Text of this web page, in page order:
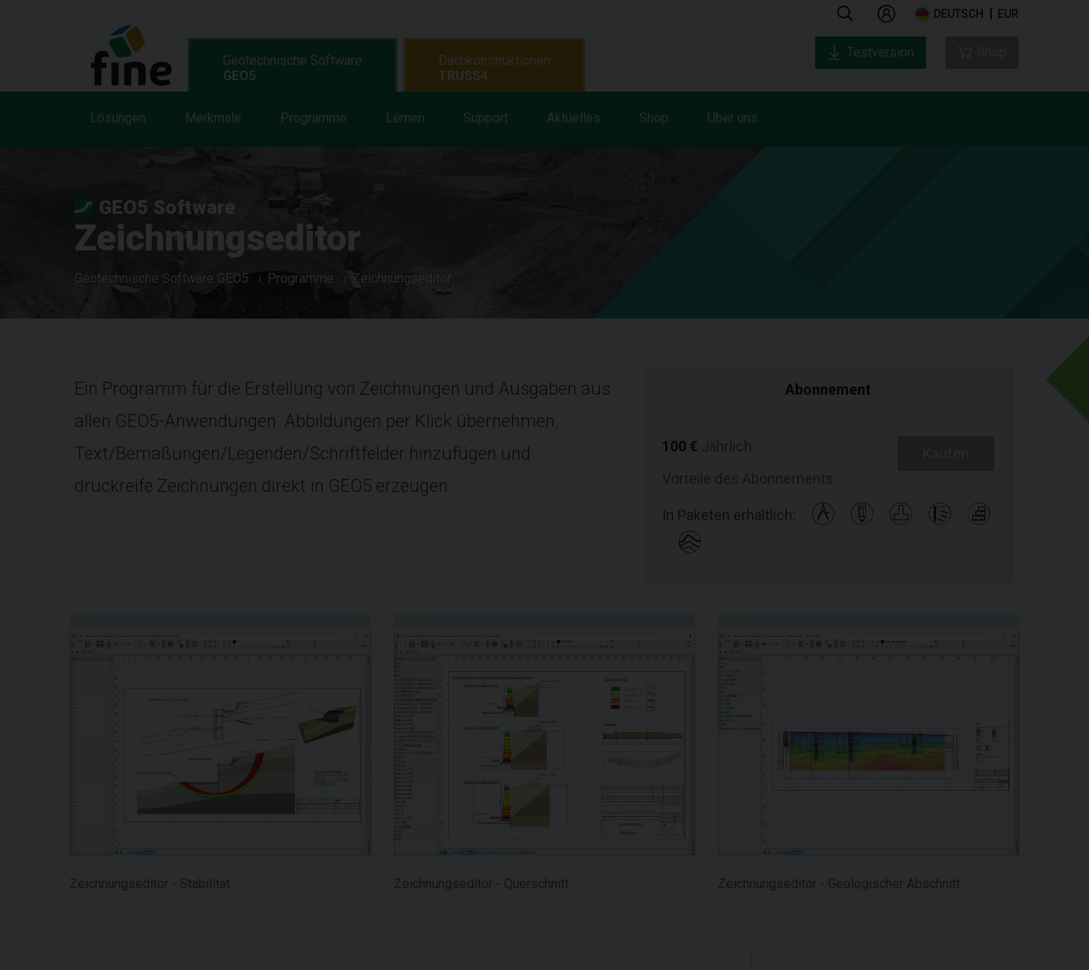
DEUTSCH EUR
Geotechnische Software
GEO5
Lösungen Merkmale Programme Lernen Support Aktuelles Shop Über uns
Dachkonstruktionen
TRUSS4
Testversion
GEO5 Software
Zeichnungseditor
Geotechnische Software GEO5 Programme Zeichnungseditor
Ein Programm für die Erstellung von Zeichnungen und Ausgaben aus
allen GEO5-Anwendungen. Abbildungen per Klick übernehmen,
Text/Bemaßungen/Legenden/Schriftfelder hinzufügen und
druckreife Zeichnungen direkt in GEO5 erzeugen.
Abonnement
100 €
In Paketen erhältlich:
Zeichnungseditor - Stabilität Zeichnungseditor - Querschnitt Zeichnungseditor - Geologischer Abschnitt